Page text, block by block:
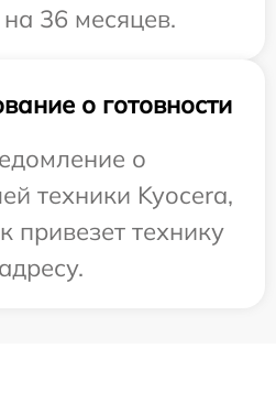
36 месяцев.
о готовности
о
техники Kyocera,
привезет технику